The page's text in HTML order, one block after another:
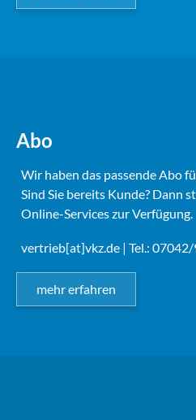
Abo
Wir haben das passende Abo
Sind Sie bereits Kunde? Dann
Online-Services zur Verfügung.
vertrieb[at]vkz.de | Tel.:
mehr erfahren